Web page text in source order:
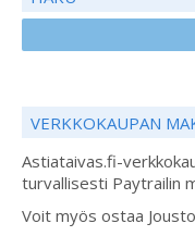
VERKKOKAUPAN
Astiataivas.fi-
turvallisesti Paytrailin
Voit myös ostaa